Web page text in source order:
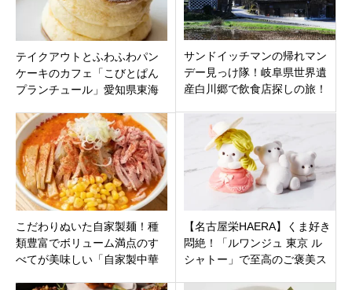
テイクアウトとふわふわパン
ケーキのカフェ「こびとぱん
プランチュール」愛知県東海
ン。
サンドイッチマンの帰れマン
デー見っけ隊！岐阜県世界遺
産白川郷で飲食店探しの旅！
ー槙野
こだわりぬいた自家製麺！種
類豊富でボリューム満点のす
べてが美味しい「自家製中華
【名古屋栄HAERA】くま好き
悶絶！「ルワンジュ 東京 ル
シャトー」で至高のご褒美ス